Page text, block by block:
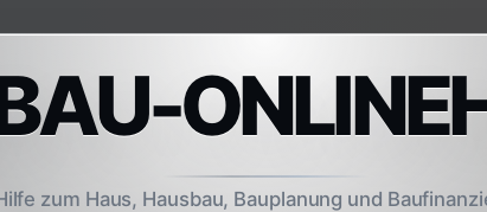
zum Haus, Hausbau, Bauplanung und